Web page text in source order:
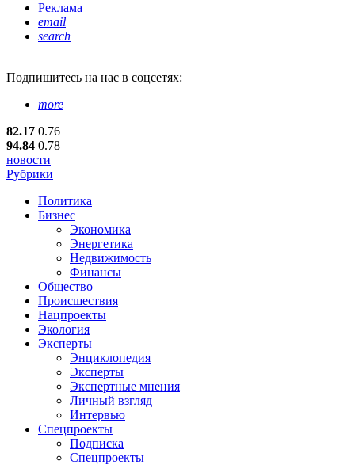
Реклама
email
search
Подпишитесь на нас в соцсетях:
more
82.17 0.76
94.84 0.78
новости
Рубрики
Политика
Бизнес
Экономика
Энергетика
Недвижимость
Финансы
Общество
Происшествия
Нацпроекты
Экология
Эксперты
Энциклопедия
Эксперты
Экспертные мнения
Личный взгляд
Интервью
Спецпроекты
Подписка
Спецпроекты